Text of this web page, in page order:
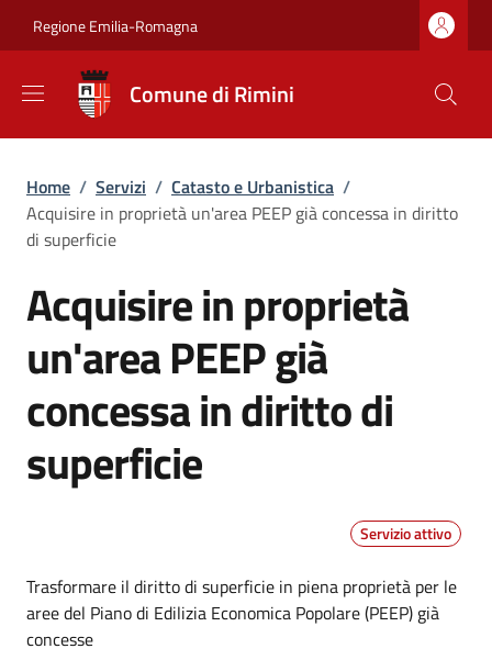
Regione Emilia-Romagna
Comune di Rimini
Briciole di pane
Home / Servizi / Catasto e Urbanistica /
Acquisire in proprietà un'area PEEP già concessa in diritto
di superficie
Acquisire in proprietà
un'area PEEP già
concessa in diritto di
superficie
Servizio attivo
Dettagli
Trasformare il diritto di superficie in piena proprietà per le
aree del Piano di Edilizia Economica Popolare (PEEP) già
concesse